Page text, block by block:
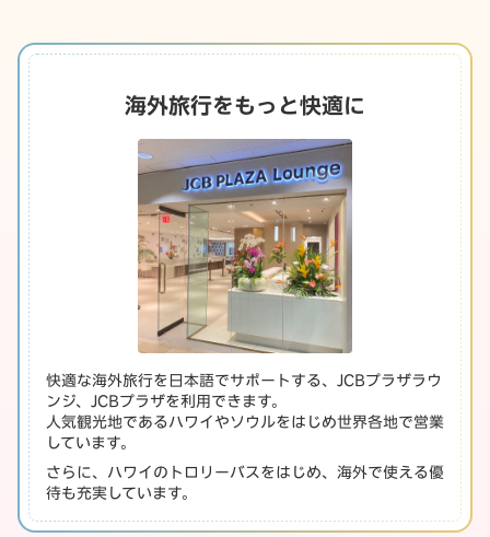
海外旅行をもっと快適に
快適な海外旅行を日本語でサポートする、JCBプラザラウ
ンジ、JCBプラザを利用できます。
人気観光地であるハワイやソウルをはじめ世界各地で営業
しています。
さらに、ハワイのトロリーバスをはじめ、海外で使える優
待も充実しています。